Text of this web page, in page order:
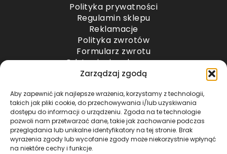
Zarządzaj zgodą
Aby zapewnić jak najlepsze wrażenia, korzystamy z technologii,
takich jak pliki cookie, do przechowywania i/lub uzyskiwania
dostępu do informacji o urządzeniu. Zgoda na te technologie
pozwoli nam przetwarzać dane, takie jak zachowanie podczas
przeglądania lub unikalne identyfikatory na tej stronie. Brak
wyrażenia zgody lub wycofanie zgody może niekorzystnie wpłynąć
na niektóre cechy i funkcje.
Polityka prywatności
Regulamin sklepu
Reklamacje
Polityka zwrotów
Formularz zwrotu
Odstąpienie od umowy
Odstąpienie od umowy – przesyłki paletowe
METODY PŁATNOŚCI